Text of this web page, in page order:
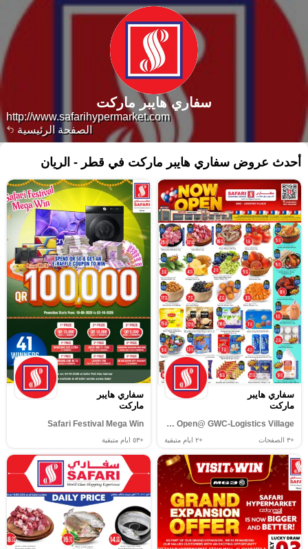
الصفحة الرئيسية
http://www.safarihypermarket.com
سفاري هايبر ماركت
أحدث عروض سفاري هايبر ماركت في قطر - الريان
سفاري هايبر
ماركت
Now Open@ GWC-Logistics Village
+٣ الصفحات +٢ ايام متبقية
سفاري هايبر
ماركت
Safari Festival Mega Win
+٥٣ ايام متبقية